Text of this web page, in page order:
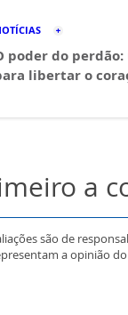
poder do
libertar o
a
são de
a opinião